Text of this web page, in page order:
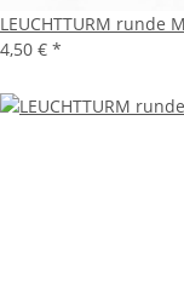
LEUCHTTURM runde
4,50 € *